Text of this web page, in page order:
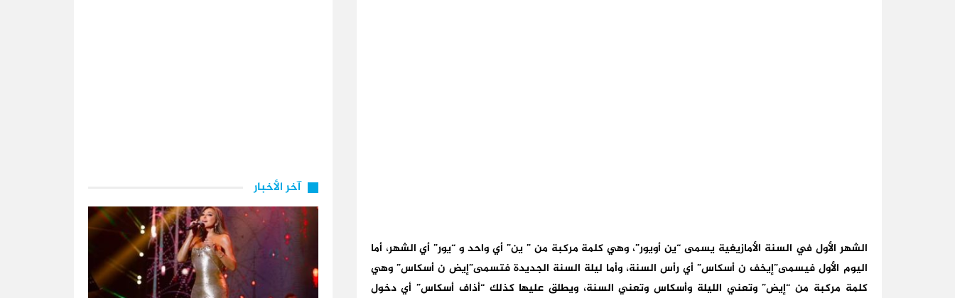
الشهر الأول في السنة الأمازيغية يسمى “ين أويور”، وهي كلمة مركبة من ” ين” أي واحد و “يور” أي الشهر، أما
اليوم الأول فيسمى”إيخف ن أسكاس” أي رأس السنة، وأما ليلة السنة الجديدة فتسمى”إيض ن أسكاس” وهي
كلمة مركبة من “إيض” وتعني الليلة وأسكاس وتعني السنة، ويطلق عليها كذلك “أذاف أسكاس” أي دخول
آخر الأخبار